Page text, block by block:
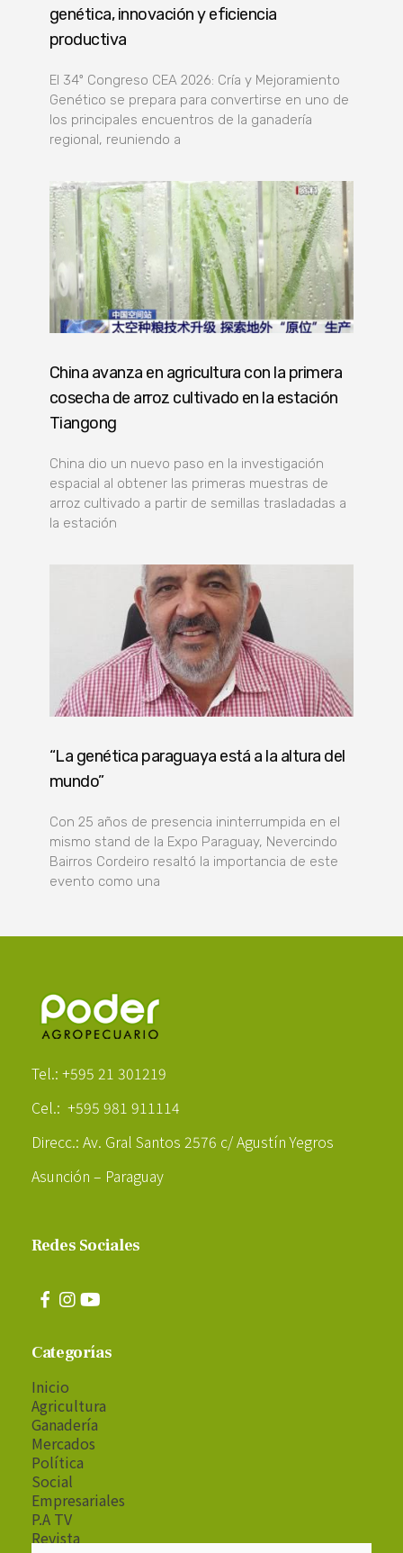
genética, innovación y eficiencia
productiva
El 34º Congreso CEA 2026: Cría y Mejoramiento
Genético se prepara para convertirse en uno de
los principales encuentros de la ganadería
regional, reuniendo a
China avanza en agricultura con la primera
cosecha de arroz cultivado en la estación
Tiangong
China dio un nuevo paso en la investigación
espacial al obtener las primeras muestras de
arroz cultivado a partir de semillas trasladadas a
la estación
“La genética paraguaya está a la altura del
mundo”
Con 25 años de presencia ininterrumpida en el
mismo stand de la Expo Paraguay, Nevercindo
Bairros Cordeiro resaltó la importancia de este
evento como una
Tel.: +595 21 301219
Cel.: +595 981 911114
Direcc.: Av. Gral Santos 2576 c/ Agustín Yegros
Asunción – Paraguay
Redes Sociales
Categorías
Inicio
Agricultura
Ganadería
Mercados
Política
Social
Empresariales
P.A TV
Revista